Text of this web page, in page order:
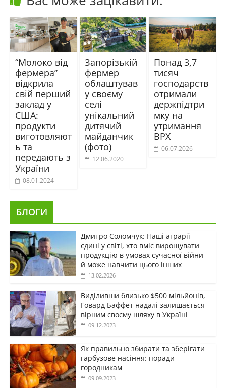
“Молоко від
фермера”
відкрила
свій перший
заклад у
США:
продукти
виготовляют
ь та
передають з
України
08.01.2024
Запорізькій
фермер
облаштував
у своєму
селі
унікальний
дитячий
майданчик
(фото)
12.06.2020
Понад 3,7
тисяч
господарств
отримали
держпідтри
мку на
утримання
ВРХ
06.07.2026
БЛОГИ
Дмитро Соломчук: Наші аграрії
єдині у світі, хто вміє вирощувати
продукцію в умовах сучасної війни
й може навчити цього інших
13.02.2026
Виділивши близько $500 мільйонів,
Говард Баффет надалі залишається
вірним своєму шляху в Україні
09.12.2023
Як правильно збирати та зберігати
гарбузове насіння: поради
городникам
09.09.2023